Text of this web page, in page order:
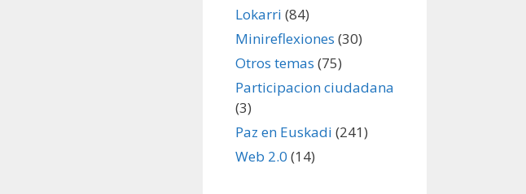
Lokarri (84)
Minireflexiones (30)
Otros temas (75)
Participacion ciudadana
(3)
Paz en Euskadi (241)
Web 2.0 (14)